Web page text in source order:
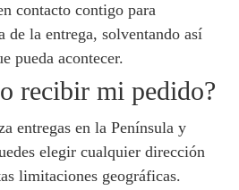
contacto contigo para
de la entrega, solventando así
pueda acontecer.
recibir mi pedido?
entregas en la Península y
elegir cualquier dirección
limitaciones geográficas.